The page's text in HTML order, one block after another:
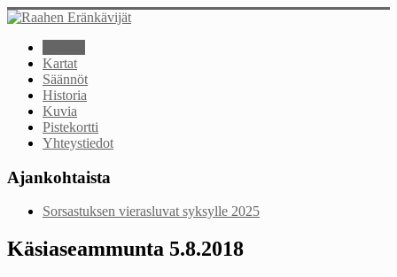
Kartat
Säännöt
Historia
Kuvia
Pistekortti
Yhteystiedot
Ajankohtaista
Sorsastuksen vierasluvat syksylle 2025
Käsiaseammunta 5.8.2018